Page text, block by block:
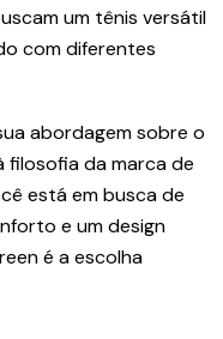
um tênis versátil
com diferentes
abordagem sobre o
filosofia da marca de
está em busca de
e um design
é a escolha